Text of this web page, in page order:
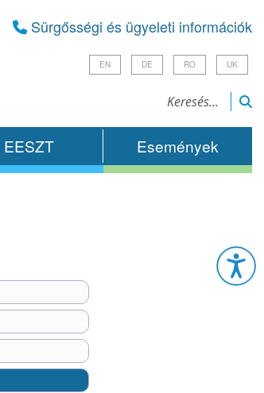
Sürgősségi és ügyeleti információk
EN DE RO UK
EESZT Események